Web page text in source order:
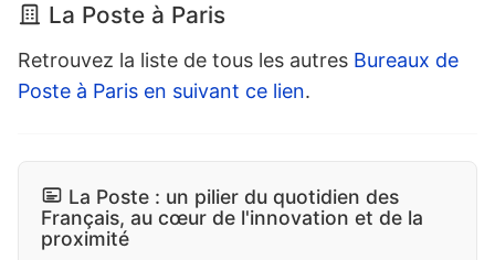
La Poste à Paris
Retrouvez la liste de tous les autres Bureaux de
Poste à Paris en suivant ce lien.
La Poste : un pilier du quotidien des
Français, au cœur de l'innovation et de la
proximité